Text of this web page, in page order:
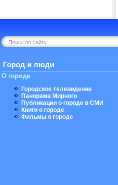
Город и люди
О городе
Городское телевидение
Панорама Мирного
Публикации о городе в СМИ
Книги о городе
Фильмы о городе